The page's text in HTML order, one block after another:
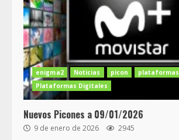
enigma2 Noticias picon
plataformas
Plataformas Digitales
Nuevos Picones a 09/01/2026
9 de enero de 2026 2945